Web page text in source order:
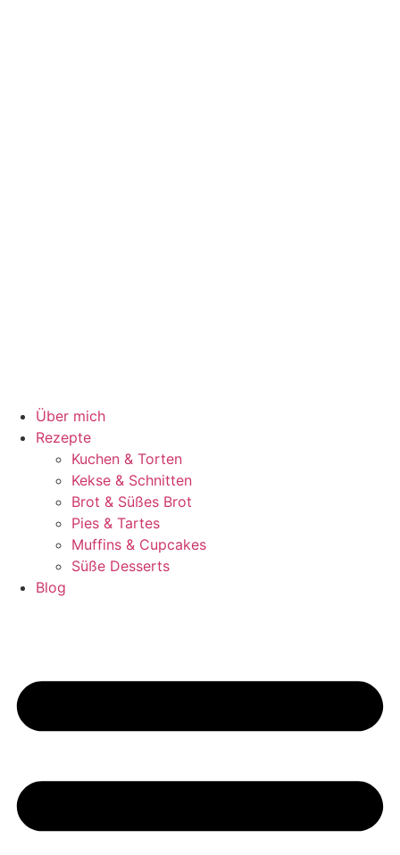
Über mich
Rezepte
Kuchen & Torten
Kekse & Schnitten
Brot & Süßes Brot
Pies & Tartes
Muffins & Cupcakes
Süße Desserts
Blog